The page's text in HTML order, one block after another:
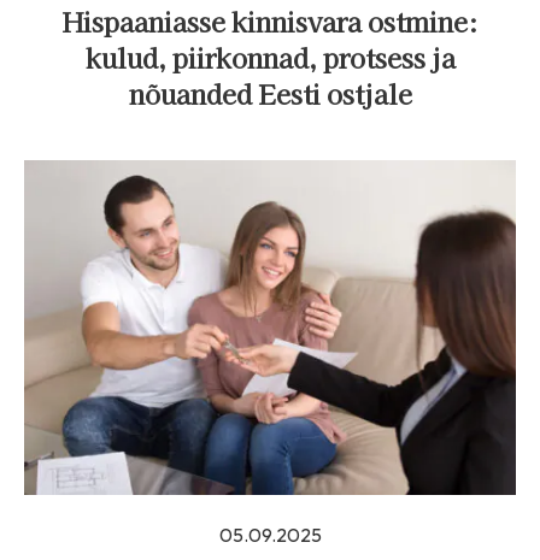
Hispaaniasse kinnisvara ostmine:
kulud, piirkonnad, protsess ja
nõuanded Eesti ostjale
05.09.2025